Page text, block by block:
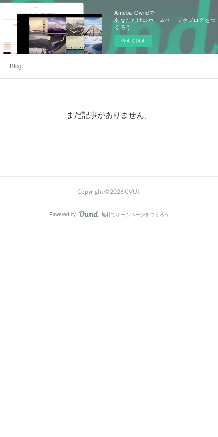
Ameba Owndで
あなただけのホームページやブログをつ
くろう
今すぐ試す
Blog
まだ記事がありません。
Copyright © 2026GVUI.
Powered by AmebaOwnd
無料でホームページをつくろう